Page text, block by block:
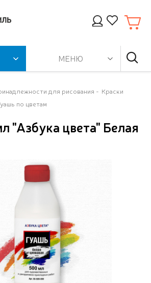
МЕНЮ
для рисования
Краски
по цветам
"Азбука цвета" Белая